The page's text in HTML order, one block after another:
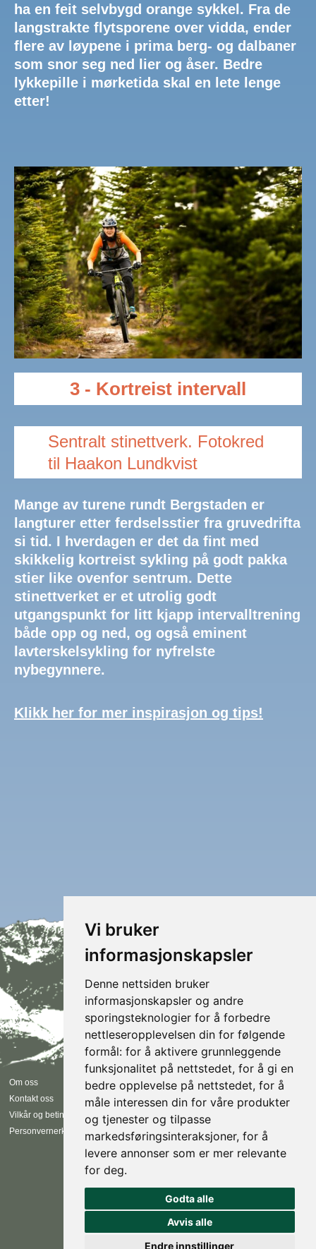
Vi bruker
informasjonskapsler
Denne nettsiden bruker
informasjonskapsler og andre
sporingsteknologier for å forbedre
nettleseropplevelsen din for følgende
formål: for å aktivere grunnleggende
funksjonalitet på nettstedet, for å gi en
bedre opplevelse på nettstedet, for å
måle interessen din for våre produkter
og tjenester og tilpasse
markedsføringsinteraksjoner, for å
levere annonser som er mer relevante
for deg.
Godta alle
Avvis alle
Endre innstillinger
ha en feit selvbygd orange sykkel. Fra de
langstrakte flytsporene over vidda, ender
flere av løypene i prima berg- og dalbaner
som snor seg ned lier og åser. Bedre
lykkepille i mørketida skal en lete lenge
etter!
3 - Kortreist intervall
Sentralt stinettverk. Fotokred
til Haakon Lundkvist
Mange av turene rundt Bergstaden er
langturer etter ferdselsstier fra gruvedrifta
si tid. I hverdagen er det da fint med
skikkelig kortreist sykling på godt pakka
stier like ovenfor sentrum. Dette
stinettverket er et utrolig godt
utgangspunkt for litt kjapp intervalltrening
både opp og ned, og også eminent
lavterskelsykling for nyfrelste
nybegynnere.
Klikk her for mer inspirasjon og tips!
Om oss
Kontakt oss
Vilkår og betingelser
Personvernerklæring
All Rights Reserved,Urørt AS 2018
Utvikling: Creatur Media
Følg oss
Instagram